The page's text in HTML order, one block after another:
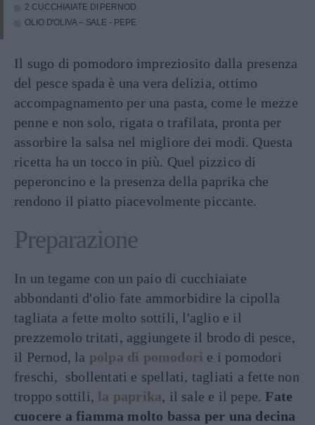
2 CUCCHIAIATE DI PERNOD
OLIO D'OLIVA – SALE - PEPE
Il sugo di pomodoro impreziosito dalla presenza
del pesce spada è una vera delizia, ottimo
accompagnamento per una pasta, come le mezze
penne e non solo, rigata o trafilata, pronta per
assorbire la salsa nel migliore dei modi. Questa
ricetta ha un tocco in più. Quel pizzico di
peperoncino e la presenza della paprika che
rendono il piatto piacevolmente piccante.
Preparazione
In un tegame con un paio di cucchiaiate
abbondanti d'olio fate ammorbidire la cipolla
tagliata a fette molto sottili, l'aglio e il
prezzemolo tritati, aggiungete il brodo di pesce,
il Pernod, la polpa di pomodori e i pomodori
freschi, sbollentati e spellati, tagliati a fette non
troppo sottili, la paprika, il sale e il pepe.Fate
cuocere a fiamma molto bassa per una decina